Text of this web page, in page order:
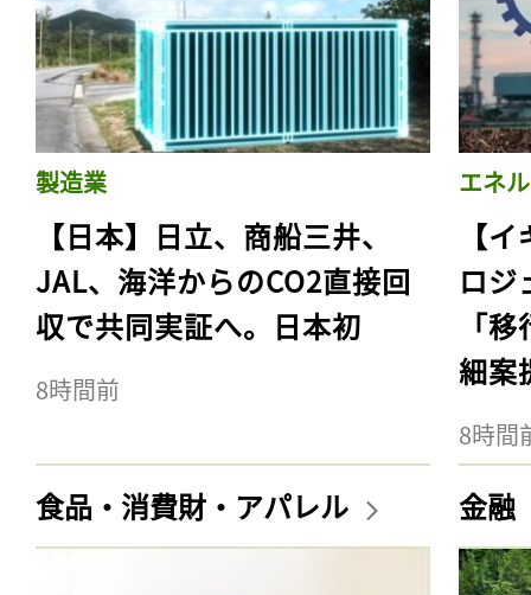
製造業
【日本】日立、商船三井、
JAL、海洋からのCO2直接回
収で共同実証へ。日本初
8時間前
エネ
【
ロジ
「
細案
8時間
食品・消費財・アパレル 金融